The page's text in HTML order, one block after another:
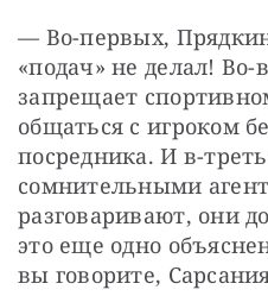
— Во-первых,
«подач» не делал! Во-
запрещает
общаться с игроком
посредника. И в-
сомнительными
разговаривают, они
это еще одно
вы говорите,